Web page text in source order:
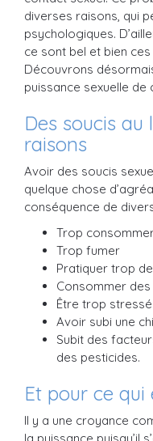
diverses raisons, qui
psychologiques.
ce sont bel et bien
Découvrons
puissance sexuelle de
Des soucis
raisons
Avoir des soucis
quelque chose
conséquence de
Trop
Trop fumer
Pratiquer trop
Consommer
Être trop
Avoir subi une
Subit des
des pesticides.
Et pour ce qui
Il y a une croyance